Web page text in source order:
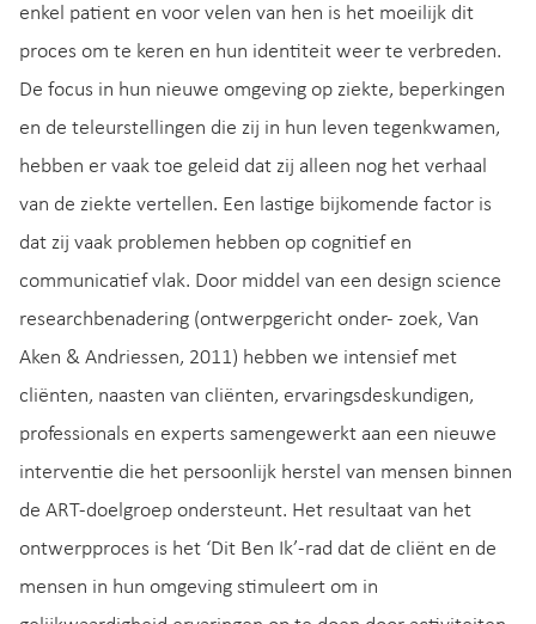
enkel patient en voor velen van hen is het moeilijk dit
proces om te keren en hun identiteit weer te verbreden.
De focus in hun nieuwe omgeving op ziekte, beperkingen
en de teleurstellingen die zij in hun leven tegenkwamen,
hebben er vaak toe geleid dat zij alleen nog het verhaal
van de ziekte vertellen. Een lastige bijkomende factor is
dat zij vaak problemen hebben op cognitief en
communicatief vlak. Door middel van een design science
researchbenadering (ontwerpgericht onder- zoek, Van
Aken & Andriessen, 2011) hebben we intensief met
cliënten, naasten van cliënten, ervaringsdeskundigen,
professionals en experts samengewerkt aan een nieuwe
interventie die het persoonlijk herstel van mensen binnen
de ART-doelgroep ondersteunt. Het resultaat van het
ontwerpproces is het ‘Dit Ben Ik’-rad dat de cliënt en de
mensen in hun omgeving stimuleert om in